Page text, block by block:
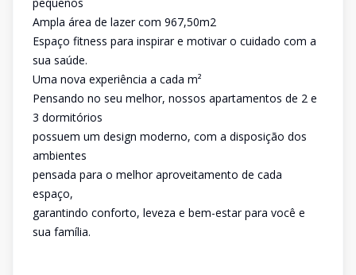
Ampla área de lazer com 967,50m2
Espaço fitness para inspirar e motivar o cuidado com a
sua saúde.
Uma nova experiência a cada m²
Pensando no seu melhor, nossos apartamentos de 2 e
3 dormitórios
possuem um design moderno, com a disposição dos
ambientes
pensada para o melhor aproveitamento de cada
espaço,
garantindo conforto, leveza e bem-estar para você e
sua família.